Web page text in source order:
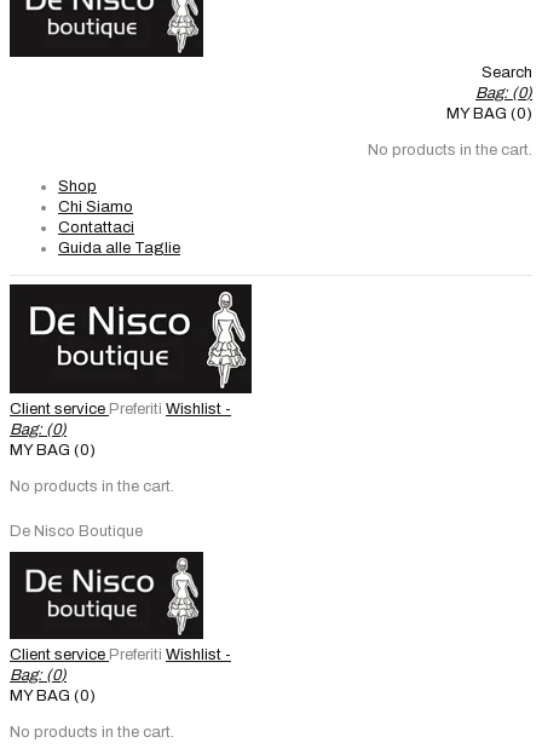
Search
Bag: (0)
MY BAG (0)
No products in the cart.
Shop
Chi Siamo
Contattaci
Guida alle Taglie
Client service Preferiti Wishlist -
Bag: (0)
MY BAG (0)
No products in the cart.
De Nisco Boutique
Client service Preferiti Wishlist -
Bag: (0)
MY BAG (0)
No products in the cart.